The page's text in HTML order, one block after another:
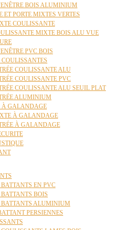
BOIS ALUMINIUM
ET PORTE MIXTES VERTES
COULISSANTE
MIXTE BOIS ALU VUE
PVC BOIS
COULISSANTE ALU
COULISSANTE PVC
COULISSANTE ALU SEUIL PLAT
ALUMINIUM
À GALANDAGE
À GALANDAGE
À GALANDAGE
EN PVC
BOIS
BATTANTS ALUMINIUM
PERSIENNES